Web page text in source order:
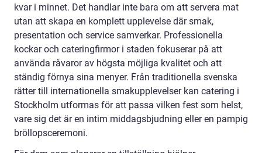
kvar i minnet. Det handlar inte bara om att servera mat
utan att skapa en komplett upplevelse där smak,
presentation och service samverkar. Professionella
kockar och cateringfirmor i staden fokuserar på att
använda råvaror av högsta möjliga kvalitet och att
ständig förnya sina menyer. Från traditionella svenska
rätter till internationella smakupplevelser kan catering i
Stockholm utformas för att passa vilken fest som helst,
vare sig det är en intim middagsbjudning eller en pampig
bröllopsceremoni.